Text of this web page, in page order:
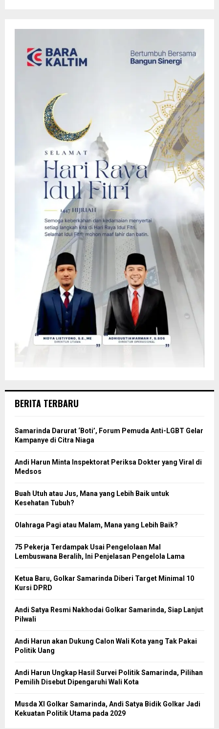
BERITA TERBARU
Samarinda Darurat ‘Boti’, Forum Pemuda Anti-LGBT Gelar
Kampanye di Citra Niaga
Andi Harun Minta Inspektorat Periksa Dokter yang Viral di
Medsos
Buah Utuh atau Jus, Mana yang Lebih Baik untuk
Kesehatan Tubuh?
Olahraga Pagi atau Malam, Mana yang Lebih Baik?
75 Pekerja Terdampak Usai Pengelolaan Mal
Lembuswana Beralih, Ini Penjelasan Pengelola Lama
Ketua Baru, Golkar Samarinda Diberi Target Minimal 10
Kursi DPRD
Andi Satya Resmi Nakhodai Golkar Samarinda, Siap Lanjut
Pilwali
Andi Harun akan Dukung Calon Wali Kota yang Tak Pakai
Politik Uang
Andi Harun Ungkap Hasil Survei Politik Samarinda, Pilihan
Pemilih Disebut Dipengaruhi Wali Kota
Musda XI Golkar Samarinda, Andi Satya Bidik Golkar Jadi
Kekuatan Politik Utama pada 2029